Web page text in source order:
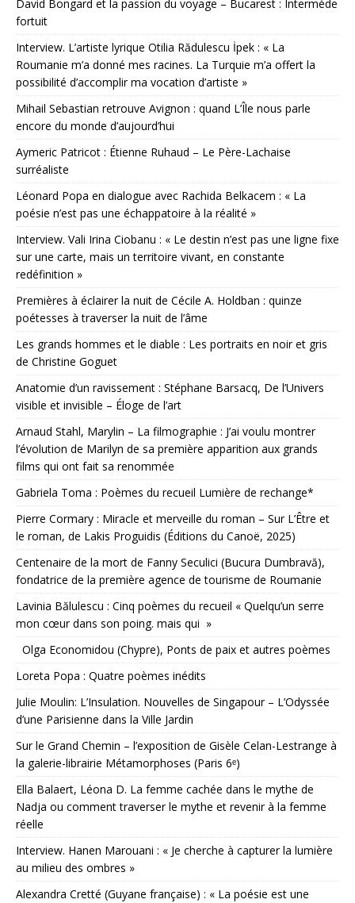
David Bongard et la passion du voyage – Bucarest : Intermède
fortuit
Interview. L’artiste lyrique Otilia Rădulescu İpek : « La
Roumanie m’a donné mes racines. La Turquie m’a offert la
possibilité d’accomplir ma vocation d’artiste »
Mihail Sebastian retrouve Avignon : quand L’Île nous parle
encore du monde d’aujourd’hui
Aymeric Patricot : Étienne Ruhaud – Le Père-Lachaise
surréaliste
Léonard Popa en dialogue avec Rachida Belkacem : « La
poésie n’est pas une échappatoire à la réalité »
Interview. Vali Irina Ciobanu : « Le destin n’est pas une ligne fixe
sur une carte, mais un territoire vivant, en constante
redéfinition »
Premières à éclairer la nuit de Cécile A. Holdban : quinze
poétesses à traverser la nuit de l’âme
Les grands hommes et le diable : Les portraits en noir et gris
de Christine Goguet
Anatomie d’un ravissement : Stéphane Barsacq, De l’Univers
visible et invisible – Éloge de l’art
Arnaud Stahl, Marylin – La filmographie : J’ai voulu montrer
l’évolution de Marilyn de sa première apparition aux grands
films qui ont fait sa renommée
Gabriela Toma : Poèmes du recueil Lumière de rechange*
Pierre Cormary : Miracle et merveille du roman – Sur L’Être et
le roman, de Lakis Proguidis (Éditions du Canoë, 2025)
Centenaire de la mort de Fanny Seculici (Bucura Dumbravă),
fondatrice de la première agence de tourisme de Roumanie
Lavinia Bălulescu : Cinq poèmes du recueil « Quelqu’un serre
mon cœur dans son poing. mais qui »
Olga Economidou (Chypre), Ponts de paix et autres poèmes
Loreta Popa : Quatre poèmes inédits
Julie Moulin: L’Insulation. Nouvelles de Singapour – L’Odyssée
d’une Parisienne dans la Ville Jardin
Sur le Grand Chemin – l’exposition de Gisèle Celan-Lestrange à
la galerie-librairie Métamorphoses (Paris 6ᵉ)
Ella Balaert, Léona D. La femme cachée dans le mythe de
Nadja ou comment traverser le mythe et revenir à la femme
réelle
Interview. Hanen Marouani : « Je cherche à capturer la lumière
au milieu des ombres »
Alexandra Cretté (Guyane française) : « La poésie est une